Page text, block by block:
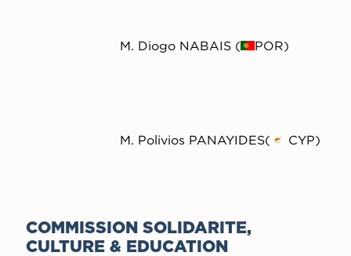
Μ. Diogo NABAIS ( POR)
Μ. Polivios PANAYIDES( CYP)
COMMISSION SOLIDARITE,
CULTURE & EDUCATION